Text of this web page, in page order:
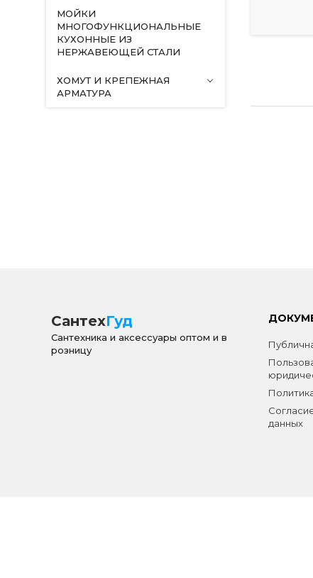
МОЙКИ
МНОГОФУНКЦИОНАЛЬНЫЕ
КУХОННЫЕ ИЗ
НЕРЖАВЕЮЩЕЙ СТАЛИ
ХОМУТ И КРЕПЕЖНАЯ
АРМАТУРА
СантехГуд
Сантехника и аксессуары оптом и в
розницу
данных